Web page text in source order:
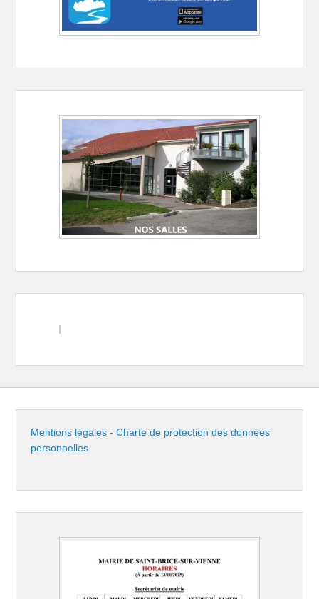
Mentions légales - Charte de protection des données
personnelles